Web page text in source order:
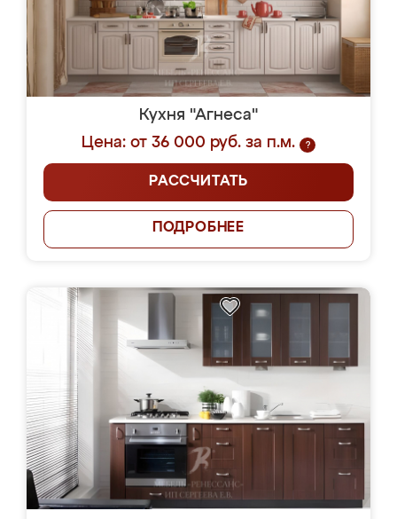
Кухня "Агнеса"
Цена: от 36 000 руб. за п.м.
?
РАССЧИТАТЬ
ПОДРОБНЕЕ